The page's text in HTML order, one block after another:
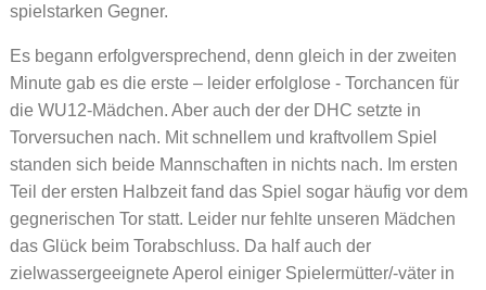
spielstarken Gegner.
Es begann erfolgversprechend, denn gleich in der zweiten
Minute gab es die erste – leider erfolglose - Torchancen für
die WU12-Mädchen. Aber auch der der DHC setzte in
Torversuchen nach. Mit schnellem und kraftvollem Spiel
standen sich beide Mannschaften in nichts nach. Im ersten
Teil der ersten Halbzeit fand das Spiel sogar häufig vor dem
gegnerischen Tor statt. Leider nur fehlte unseren Mädchen
das Glück beim Torabschluss. Da half auch der
zielwassergeeignete Aperol einiger Spielermütter/-väter in